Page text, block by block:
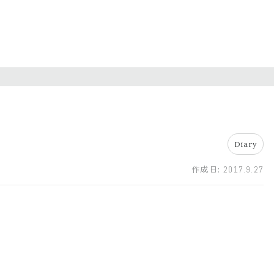
Diary
作成日:2017.9.27